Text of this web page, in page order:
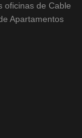
oficinas de Cable
Apartamentos